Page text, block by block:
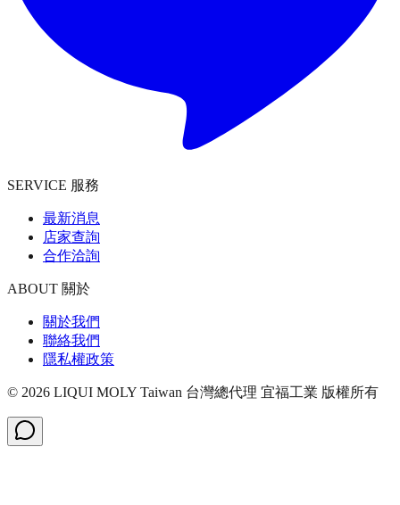
SERVICE 服務
最新消息
店家查詢
合作洽詢
ABOUT 關於
關於我們
聯絡我們
隱私權政策
© 2026 LIQUI MOLY Taiwan 台灣總代理 宜福工業 版權所有